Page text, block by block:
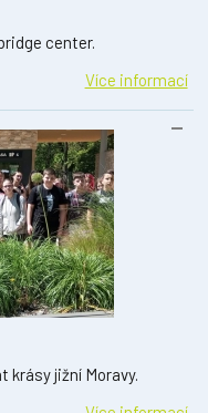
center.
Více informací
krásy jižní Moravy.